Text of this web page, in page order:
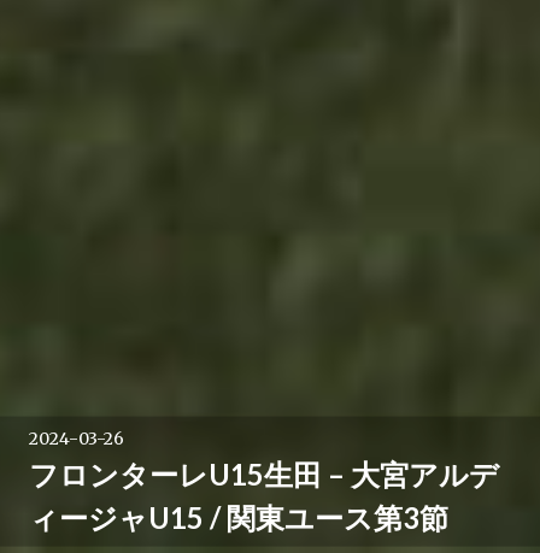
2024-03-26
フロンターレU15生田 – 大宮アルデ
ィージャU15 / 関東ユース第3節